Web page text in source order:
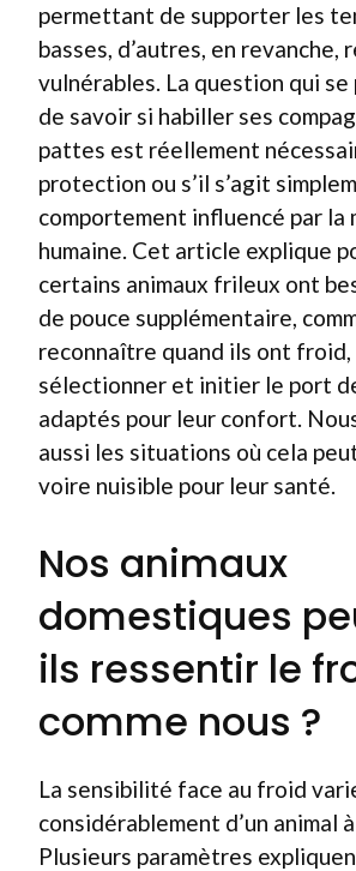
permettant de supporter les
basses, d’autres, en revanche,
vulnérables. La question qui
de savoir si habiller ses
pattes est réellement
protection ou s’il s’agit
comportement influencé par la
humaine. Cet article explique
certains animaux frileux ont
de pouce supplémentaire,
reconnaître quand ils ont froid,
sélectionner et initier le port
adaptés pour leur confort.
aussi les situations où cela
voire nuisible pour leur santé.
Nos animaux
domestiques
ils ressentir le
comme nous ?
La sensibilité face au froid
considérablement d’un animal à
Plusieurs paramètres